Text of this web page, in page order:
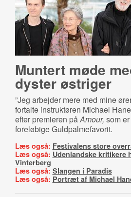
Muntert møde
dyster østriger
”Jeg arbejder mere med mine
fortalte instruktøren Michael
efter premieren påAmour, som
foreløbige Guldpalmefavorit.
Læs også: Festivalens store
Læs også: Udenlandske kritikere
Vinterberg
Læs også: Slangen i Paradis
Læs også: Portræt af Michael